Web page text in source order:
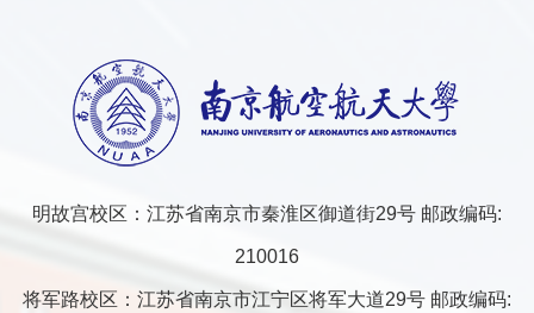
明故宫校区：江苏省南京市秦淮区御道街29号 邮政编码:
210016
将军路校区：江苏省南京市江宁区将军大道29号 邮政编码: